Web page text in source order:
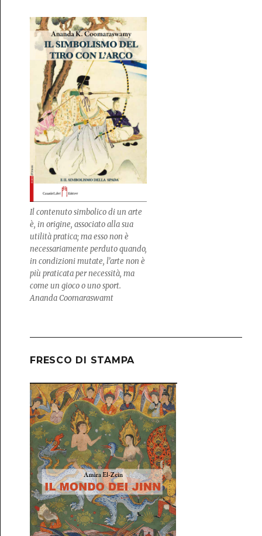
Il contenuto simbolico di un arte
è, in origine, associato alla sua
utilità pratica; ma esso non è
necessariamente perduto quando,
in condizioni mutate, l’arte non è
più praticata per necessità, ma
come un gioco o uno sport.
Ananda Coomaraswamt
FRESCO DI STAMPA